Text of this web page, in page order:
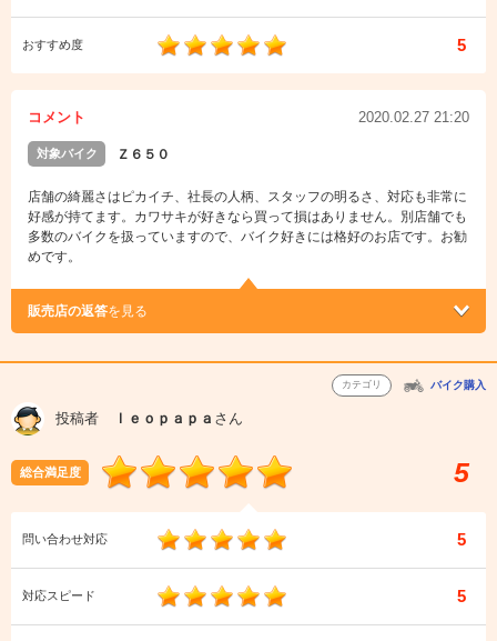
おすすめ度 5
コメント 2020.02.27 21:20
対象バイク Ｚ６５０
店舗の綺麗さはピカイチ、社長の人柄、スタッフの明るさ、対応も非常に
好感が持てます。カワサキが好きなら買って損はありません。別店舗でも
多数のバイクを扱っていますので、バイク好きには格好のお店です。お勧
めです。
販売店の返答を見る
カテゴリ バイク購入
投稿者 ｌｅｏｐａｐａ さん
総合満足度 5
問い合わせ対応 5
対応スピード 5